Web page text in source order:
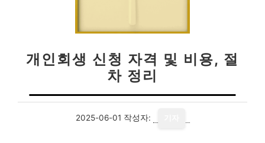
개인회생 신청 자격 및 비용, 절
차 정리
2025-06-01 작성자: